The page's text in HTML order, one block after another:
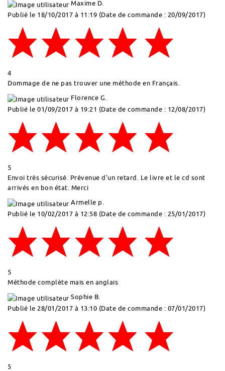
Maxime D.
Publié le 18/10/2017 à 11:19 (Date de commande : 20/09/2017)
4
Dommage de ne pas trouver une méthode en Français.
Florence G.
Publié le 01/09/2017 à 19:21 (Date de commande : 12/08/2017)
5
Envoi très sécurisé. Prévenue d'un retard. Le livre et le cd sont
arrivés en bon état. Merci
Armelle p.
Publié le 10/02/2017 à 12:58 (Date de commande : 25/01/2017)
5
Méthode complète mais en anglais
Sophie B.
Publié le 28/01/2017 à 13:10 (Date de commande : 07/01/2017)
5